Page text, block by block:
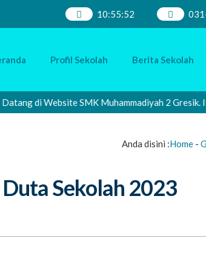
10:55:53
Profil Sekolah Berita Sekolah
di Website SMK Muhammadiyah 2 Gresik.
Anda disini :Home-
Sekolah 2023